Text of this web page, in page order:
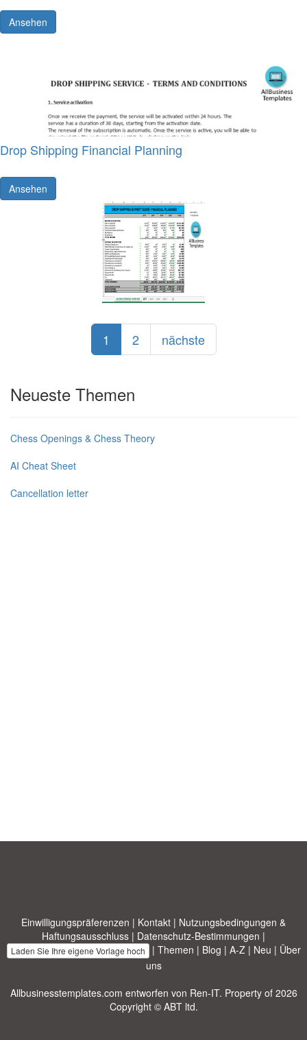
Ansehen
Drop Shipping Financial Planning
Ansehen
1 2 nächste
Neueste Themen
Chess Openings & Chess Theory
AI Cheat Sheet
Cancellation letter
Einwilligungspräferenzen | Kontakt | Nutzungsbedingungen &
Haftungsausschluss | Datenschutz-Bestimmungen |
Laden Sie Ihre eigene Vorlage hoch | Themen | Blog | A-Z | Neu | Über
uns
Allbusinesstemplates.com entworfen von Ren-IT. Property of 2026
Copyright © ABT ltd.